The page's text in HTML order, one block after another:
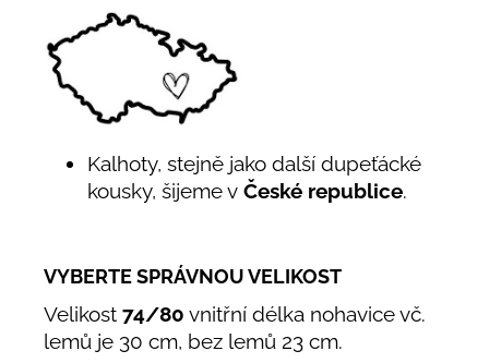
Kalhoty, stejně jako další dupeťácké
kousky, šijeme v České republice.
VYBERTE SPRÁVNOU VELIKOST
Velikost 74/80 vnitřní délka nohavice vč.
lemů je 30 cm, bez lemů 23 cm.